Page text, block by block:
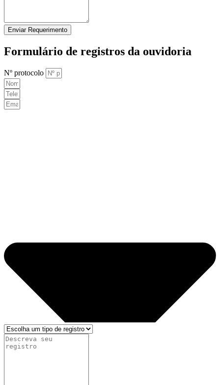
Enviar Requerimento
Formulário de registros da ouvidoria
Nº protocolo